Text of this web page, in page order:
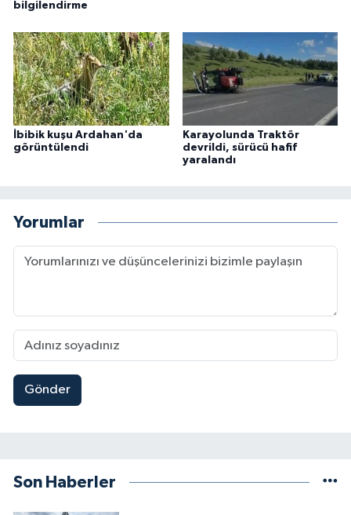
bilgilendirme
İbibik kuşu Ardahan'da
görüntülendi
Karayolunda Traktör
devrildi, sürücü hafif
yaralandı
Yorumlar
Gönder
Son Haberler